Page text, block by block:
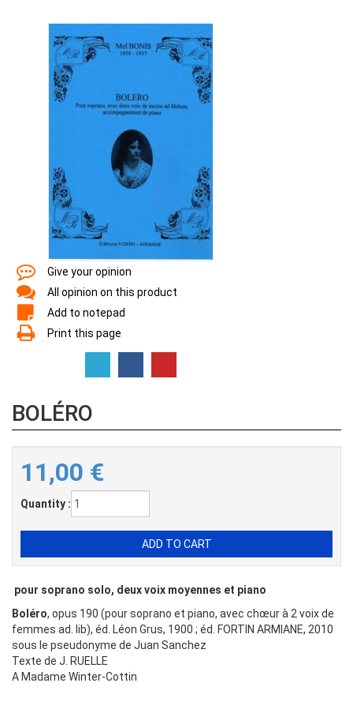
Give your opinion
All opinion on this product
Add to notepad
Print this page
BOLÉRO
11,00 €
Quantity :
pour soprano solo, deux voix moyennes et piano
Boléro, opus 190 (pour soprano et piano, avec chœur à 2 voix de
femmes ad. lib), éd. Léon Grus, 1900 ; éd. FORTIN ARMIANE, 2010
sous le pseudonyme de Juan Sanchez
Texte de J. RUELLE
A Madame Winter-Cottin